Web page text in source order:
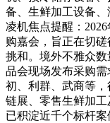
备、生鲜加工设备
凌机焦点提醒：
购嘉会，旨正在切
挑和。境外不雅众
品会现场发布采购
初、利群、武商等
链展、零售生鲜加
已积淀近千个标杆